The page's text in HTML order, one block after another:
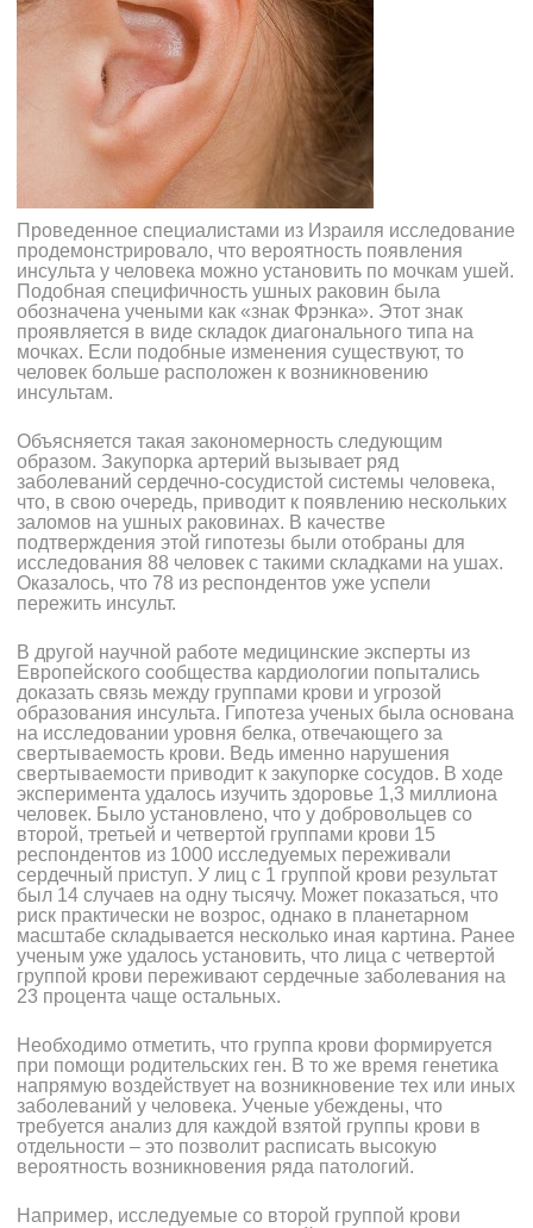
Проведенное специалистами из Израиля исследование
продемонстрировало, что вероятность появления
инсульта у человека можно установить по мочкам ушей.
Подобная специфичность ушных раковин была
обозначена учеными как «знак Фрэнка». Этот знак
проявляется в виде складок диагонального типа на
мочках. Если подобные изменения существуют, то
человек больше расположен к возникновению
инсультам.
Объясняется такая закономерность следующим
образом. Закупорка артерий вызывает ряд
заболеваний сердечно-сосудистой системы человека,
что, в свою очередь, приводит к появлению нескольких
заломов на ушных раковинах. В качестве
подтверждения этой гипотезы были отобраны для
исследования 88 человек с такими складками на ушах.
Оказалось, что 78 из респондентов уже успели
пережить инсульт.
В другой научной работе медицинские эксперты из
Европейского сообщества кардиологии попытались
доказать связь между группами крови и угрозой
образования инсульта. Гипотеза ученых была основана
на исследовании уровня белка, отвечающего за
свертываемость крови. Ведь именно нарушения
свертываемости приводит к закупорке сосудов. В ходе
эксперимента удалось изучить здоровье 1,3 миллиона
человек. Было установлено, что у добровольцев со
второй, третьей и четвертой группами крови 15
респондентов из 1000 исследуемых переживали
сердечный приступ. У лиц с 1 группой крови результат
был 14 случаев на одну тысячу. Может показаться, что
риск практически не возрос, однако в планетарном
масштабе складывается несколько иная картина. Ранее
ученым уже удалось установить, что лица с четвертой
группой крови переживают сердечные заболевания на
23 процента чаще остальных.
Необходимо отметить, что группа крови формируется
при помощи родительских ген. В то же время генетика
напрямую воздействует на возникновение тех или иных
заболеваний у человека. Ученые убеждены, что
требуется анализ для каждой взятой группы крови в
отдельности – это позволит расписать высокую
вероятность возникновения ряда патологий.
Например, исследуемые со второй группой крови